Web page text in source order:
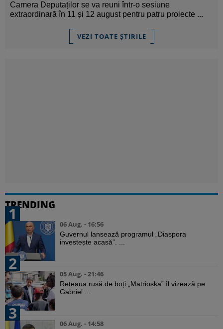
Camera Deputaților se va reuni într-o sesiune
extraordinară în 11 și 12 august pentru patru proiecte ...
VEZI TOATE ȘTIRILE
TRENDING
1
06 Aug. - 16:56
Guvernul lansează programul „Diaspora
investește acasă”. ...
2
05 Aug. - 21:46
Rețeaua rusă de boți „Matrioșka” îl vizează pe
Gabriel ...
3
06 Aug. - 14:58